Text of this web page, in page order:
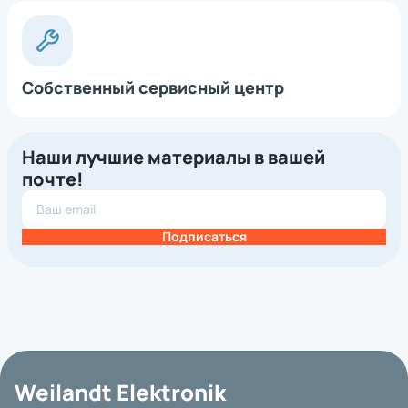
Собственный сервисный центр
Наши лучшие материалы в вашей
почте!
Подписаться
Weilandt Elektronik